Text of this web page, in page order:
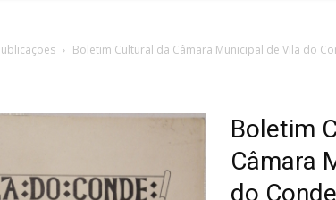
Boletim Cultural da Câmara Municipal de Vila do
Boletim
Câmara
do